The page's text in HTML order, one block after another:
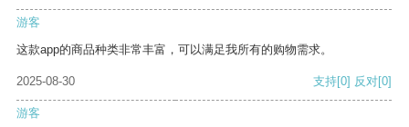
游客
这款app的商品种类非常丰富，可以满足我所有的购物需求。
2025-08-30 支持[0] 反对[0]
游客